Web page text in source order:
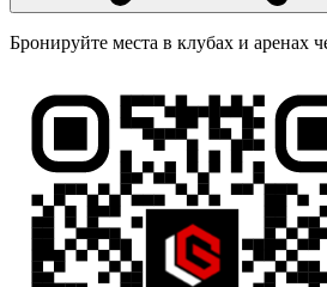
Бронируйте места в клубах и аренах